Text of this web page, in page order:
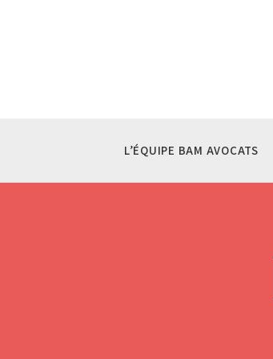
L’ÉQUIPE BAM AVOCATS